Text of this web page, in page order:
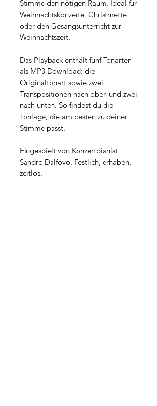
Stimme den nötigen Raum. Ideal für
Weihnachtskonzerte, Christmette
oder den Gesangsunterricht zur
Weihnachtszeit.
Das Playback enthält fünf Tonarten
als MP3 Download: die
Originaltonart sowie zwei
Transpositionen nach oben und zwei
nach unten. So findest du die
Tonlage, die am besten zu deiner
Stimme passt.
Eingespielt von Konzertpianist
Sandro Dalfovo. Festlich, erhaben,
zeitlos.